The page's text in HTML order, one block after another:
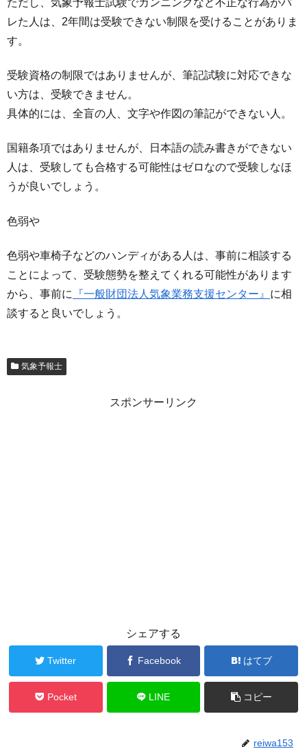
レた人は、2年間は受験できない制限を受けることがありま
す。
受験資格の制限ではありませんが、筆記試験に対応できな
い方は、受験できません。
具体的には、全盲の人、文字や作図の筆記ができない人。
国籍条項ではありませんが、日本語の読み書きができない
人は、受験しても合格する可能性はゼロなので受験しなほ
うが良いでしょう。
色弱や
色弱や車椅子などのハンディがある人は、事前に相談する
ことによって、受験態勢を整えてくれる可能性があります
から、事前に
『一般財団法人気象業務支援センター』 に相
談すると良いでしょう。
気象予報士
スポンサーリンク
シェアする
Twitter Facebook はてブ
Pocket LINE コピー
reiwa153